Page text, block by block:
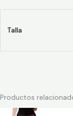
Talla
Productos